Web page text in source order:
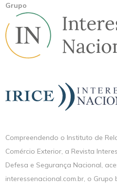
Grupo
Compreendendo o Instituto de
Comércio Exterior, a Revista
Defesa e Segurança Nacional,
interessenacional.com.br, o